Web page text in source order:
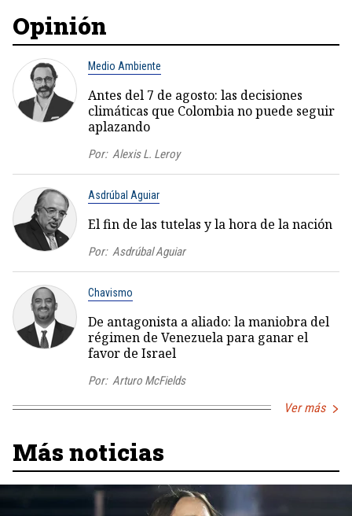
Opinión
Medio Ambiente
Antes del 7 de agosto: las decisiones
climáticas que Colombia no puede seguir
aplazando
Por: Alexis L. Leroy
Asdrúbal Aguiar
El fin de las tutelas y la hora de la nación
Por: Asdrúbal Aguiar
Chavismo
De antagonista a aliado: la maniobra del
régimen de Venezuela para ganar el
favor de Israel
Por: Arturo McFields
Ver más
Más noticias